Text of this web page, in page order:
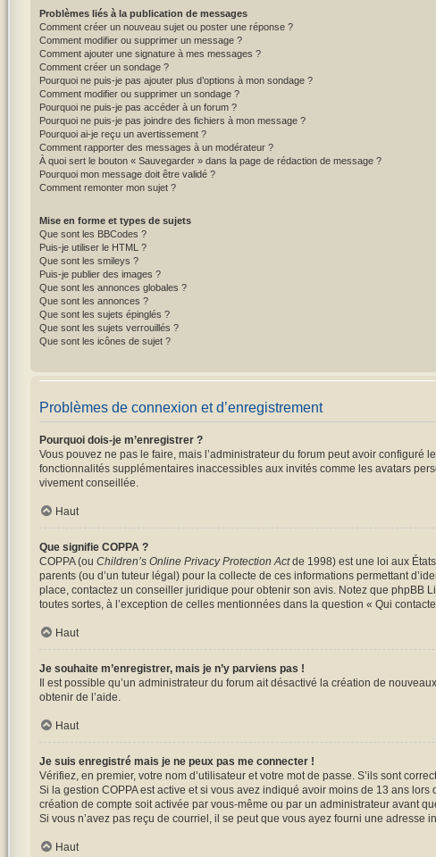
Problèmes liés à la publication de messages
Comment créer un nouveau sujet ou poster une réponse ?
Comment modifier ou supprimer un message ?
Comment ajouter une signature à mes messages ?
Comment créer un sondage ?
Pourquoi ne puis-je pas ajouter plus d’options à mon sondage ?
Comment modifier ou supprimer un sondage ?
Pourquoi ne puis-je pas accéder à un forum ?
Pourquoi ne puis-je pas joindre des fichiers à mon message ?
Pourquoi ai-je reçu un avertissement ?
Comment rapporter des messages à un modérateur ?
À quoi sert le bouton « Sauvegarder » dans la page de rédaction de message ?
Pourquoi mon message doit être validé ?
Comment remonter mon sujet ?
Mise en forme et types de sujets
Que sont les BBCodes ?
Puis-je utiliser le HTML ?
Que sont les smileys ?
Puis-je publier des images ?
Que sont les annonces globales ?
Que sont les annonces ?
Que sont les sujets épinglés ?
Que sont les sujets verrouillés ?
Que sont les icônes de sujet ?
Problèmes de connexion et d’enregistrement
Pourquoi dois-je m’enregistrer ?
Vous pouvez ne pas le faire, mais l’administrateur du forum peut avoir configuré
fonctionnalités supplémentaires inaccessibles aux invités comme les avatars
vivement conseillée.
Haut
Que signifie COPPA ?
COPPA (ou Children’s Online Privacy Protection Actde 1998) est une loi aux
parents (ou d’un tuteur légal) pour la collecte de ces informations permettant
place, contactez un conseiller juridique pour obtenir son avis. Notez que phpBB
toutes sortes, à l’exception de celles mentionnées dans la question « Qui
Haut
Je souhaite m’enregistrer, mais je n’y parviens pas !
Il est possible qu’un administrateur du forum ait désactivé la création de
obtenir de l’aide.
Haut
Je suis enregistré mais je ne peux pas me connecter !
Vérifiez, en premier, votre nom d’utilisateur et votre mot de passe. S’ils sont
Si la gestion COPPA est active et si vous avez indiqué avoir moins de 13 ans
création de compte soit activée par vous-même ou par un administrateur avant
Si vous n’avez pas reçu de courriel, il se peut que vous ayez fourni une
Haut